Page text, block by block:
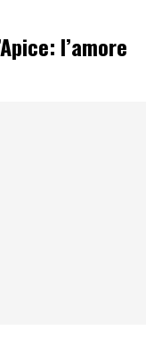
l’amore